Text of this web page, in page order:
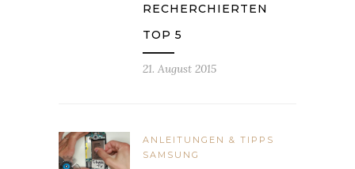
RECHERCHIERTEN
TOP 5
21. August 2015
ANLEITUNGEN & TIPPS
SAMSUNG